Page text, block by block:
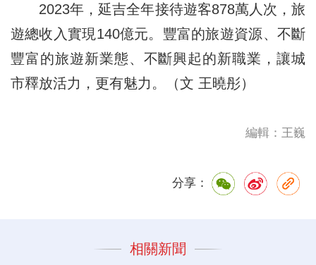
2023年，延吉全年接待遊客878萬人次，旅
遊總收入實現140億元。豐富的旅遊資源、不斷
豐富的旅遊新業態、不斷興起的新職業，讓城
市釋放活力，更有魅力。（文 王曉彤）
編輯：王巍
分享：
相關新聞